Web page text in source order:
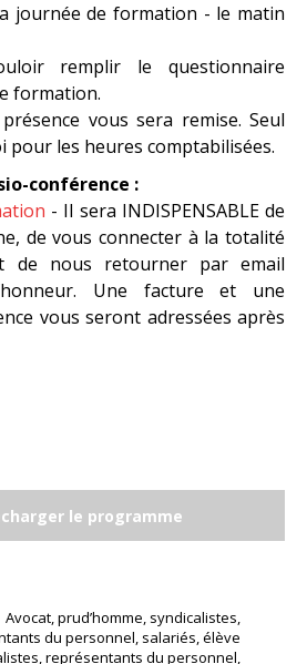
journée de formation - le matin
remplir le questionnaire
formation.
vous sera remise. Seul
pour les heures comptabilisées.
conférence :
- Il sera INDISPENSABLE de
de vous connecter à la totalité
de nous retourner par email
Une facture et une
vous seront adressées après
le programme
Avocat, prud’homme, syndicalistes,
du personnel, salariés, élève
représentants du personnel,